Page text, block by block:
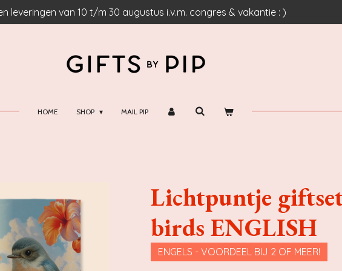
leveringen van 10 t/m 30 augustus i.v.m. congres & vakantie : )
HOME SHOP MAIL PIP
Lichtpuntje
birds ENGLISH
ENGELS - VOORDEEL BIJ 2 OF MEER!